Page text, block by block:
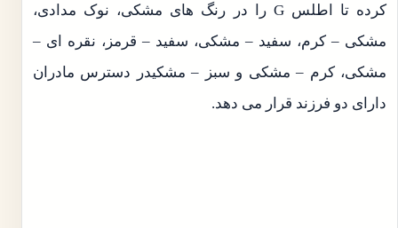
کرده تا اطلس G را در رنگ های مشکی، نوک مدادی،
مشکی – کرم، سفید – مشکی، سفید – قرمز، نقره ای –
مشکی، کرم – مشکی و سبز – مشکیدر دسترس مادران
دارای دو فرزند قرار می دهد.